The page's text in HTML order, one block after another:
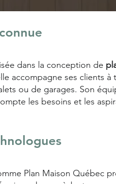
dans la conception de
accompagne ses clients
ou de garages. Son
les besoins et les
Plan Maison Québec